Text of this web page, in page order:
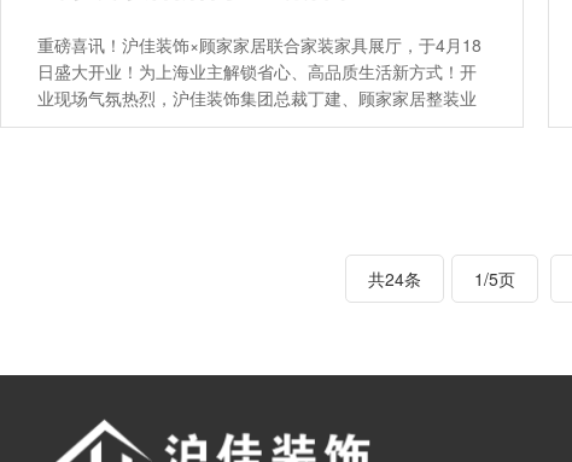
重磅喜讯！沪佳装饰×顾家家居联合家装家具展厅，于4月18
日盛大开业！为上海业主解锁省心、高品质生活新方式！开
业现场气氛热烈，沪佳装饰集团总裁丁建、顾家家居整装业
务经营部负责人杨兴国及双方高层出席仪式，共启一站式家
共24条 1/5页